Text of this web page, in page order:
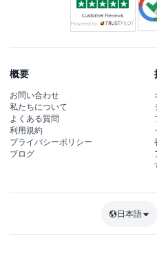
概要
お問い合わせ
私たちについて
よくある質問
利用規約
プライバシーポリシー
ブログ
日本語